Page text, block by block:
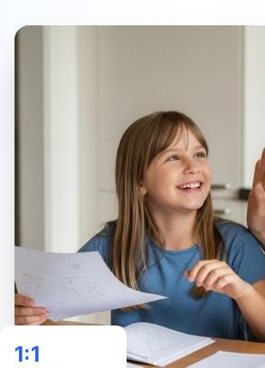
1:1